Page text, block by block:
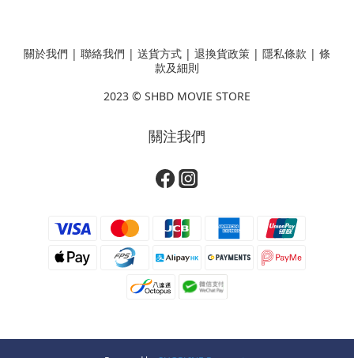
關於我們 | 聯絡我們 | 送貨方式 | 退換貨政策 | 隱私條款 | 條
款及細則
2023 © SHBD MOVIE STORE
關注我們